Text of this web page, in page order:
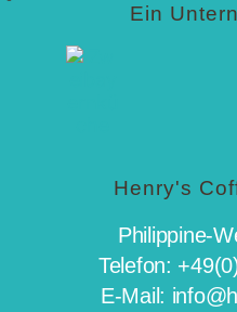
Ein
Henry's
Philippine-
Telefon:
E-Mail: